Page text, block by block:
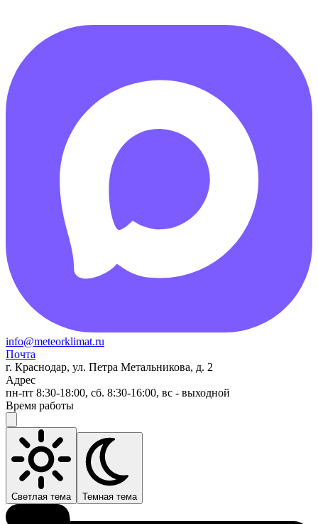
info@meteorklimat.ru
Почта
г. Краснодар, ул. Петра Метальникова, д. 2
Адрес
пн-пт 8:30-18:00, сб. 8:30-16:00, вс - выходной
Время работы
Светлая тема Темная тема